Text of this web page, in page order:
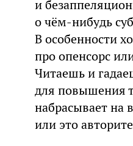
и
о чём-нибудь
В особенности
про опенсорс
Читаешь и
для повышения
набрасывает на
или это